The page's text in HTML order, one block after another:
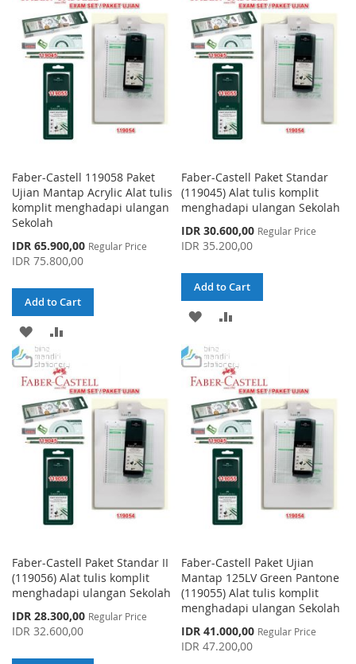
LIST
LIST
Faber-Castell 119058 Paket
Ujian Mantap Acrylic Alat tulis
komplit menghadapi ulangan
Sekolah
Special
Price
IDR 65.900,00 Regular Price
IDR 75.800,00
Add to Cart
ADD
TO
WISH
LIST
COMPARE
Faber-Castell Paket Standar
(119045) Alat tulis komplit
menghadapi ulangan Sekolah
Special
Price
IDR 30.600,00 Regular Price
IDR 35.200,00
Add to Cart
ADD
WISH
LIST
COMPARE
Faber-Castell Paket Standar II
(119056) Alat tulis komplit
menghadapi ulangan Sekolah
Special
Price
IDR 28.300,00 Regular Price
IDR 32.600,00
Faber-Castell Paket Ujian
Mantap 125LV Green Pantone
(119055) Alat tulis komplit
menghadapi ulangan Sekolah
Special
Price
IDR 41.000,00 Regular Price
IDR 47.200,00